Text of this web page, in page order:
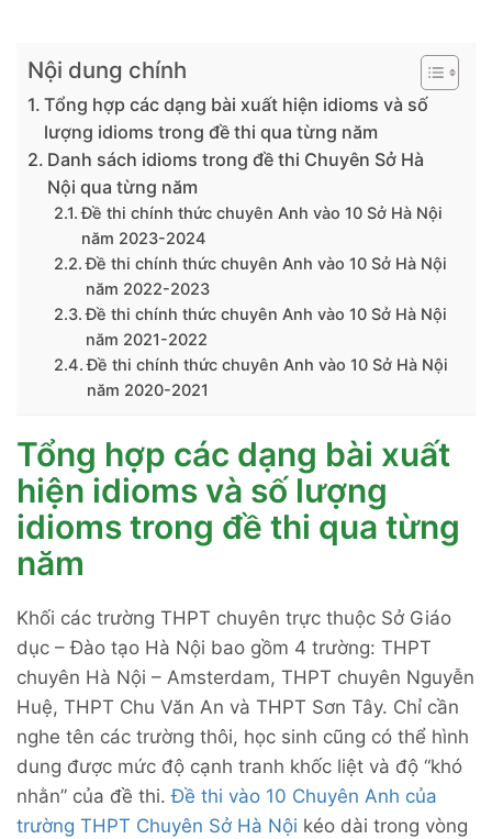
Nội dung chính
Tổng hợp các dạng bài xuất hiện idioms và số
lượng idioms trong đề thi qua từng năm
Danh sách idioms trong đề thi Chuyên Sở Hà
Nội qua từng năm
Đề thi chính thức chuyên Anh vào 10 Sở Hà Nội
năm 2023-2024
Đề thi chính thức chuyên Anh vào 10 Sở Hà Nội
năm 2022-2023
Đề thi chính thức chuyên Anh vào 10 Sở Hà Nội
năm 2021-2022
Đề thi chính thức chuyên Anh vào 10 Sở Hà Nội
năm 2020-2021
Tổng hợp các dạng bài xuất
hiện idioms và số lượng
idioms trong đề thi qua từng
năm
Khối các trường THPT chuyên trực thuộc Sở Giáo
dục – Đào tạo Hà Nội bao gồm 4 trường: THPT
chuyên Hà Nội – Amsterdam, THPT chuyên Nguyễn
Huệ, THPT Chu Văn An và THPT Sơn Tây. Chỉ cần
nghe tên các trường thôi, học sinh cũng có thể hình
dung được mức độ cạnh tranh khốc liệt và độ “khó
nhằn” của đề thi.Đề thi vào 10 Chuyên Anh của
trường THPT Chuyên Sở Hà Nội kéo dài trong vòng